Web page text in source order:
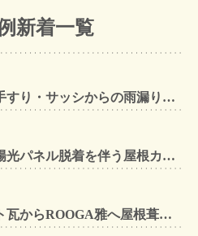
新着一覧
【東大阪市】アルミ笠木手すり・サッシからの雨漏りを解消｜外壁金属サイディングカバー工法
【奈良県大和郡山市】太陽光パネル脱着を伴う屋根カバー工法・外壁カバー工法・外壁塗装工事｜スーパーガルテクト施工事例
【兵庫県宝塚市】セメント瓦からROOGA雅へ屋根葺き替え モダングレーで軽量化・外壁塗装も同時施工